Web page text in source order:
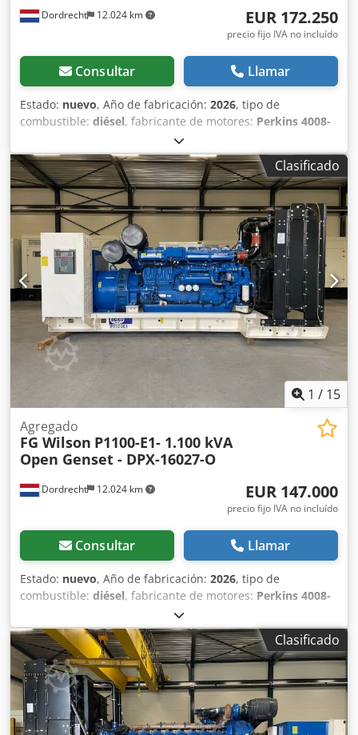
Dordrecht 12.024 km EUR 172.250
precio fijo IVA no incluído
Consultar Llamar
Estado: nuevo, Año de fabricación: 2026, tipo de
combustible: diésel, fabricante de motores: Perkins 4008-
, Uso previsto: Construcción Peso en vacío: 7.753 kg
Potencia del generador: 1.250 kVA Dimensiones del
compartimento de carga: 479 x 226 x 207 cm Marcado CE:
sí País de producción: CN Póngase en contacto con el
equipo de DPX para más información. Credpfx Aijyqmh
Usfjf = Opciones y equipamiento adicional = - Batería -
Panel de control
Clasificado
1 / 15
Dordrecht 12.024 km
Agregado
FG Wilson P1100-E1- 1.100 kVA
Open Genset - DPX-16027-O
EUR 147.000
precio fijo IVA no incluído
Consultar Llamar
Estado: nuevo, Año de fabricación: 2026, tipo de
combustible: diésel, fabricante de motores: Perkins 4008-
, Propósito de uso: Construcción Peso en vacío:
7.408 kg Potencia del generador: 1.100 kVA Dimensiones
del compartimento de carga: 498 x 205 x 216 cm Marcado
CE: sí País de fabricación: CN Contacte con el equipo de
DPX para obtener más información. = Opciones y
accesorios adicionales = Csdpfx Ajyqmhzoifsrf - Batería -
Panel de control
Clasificado